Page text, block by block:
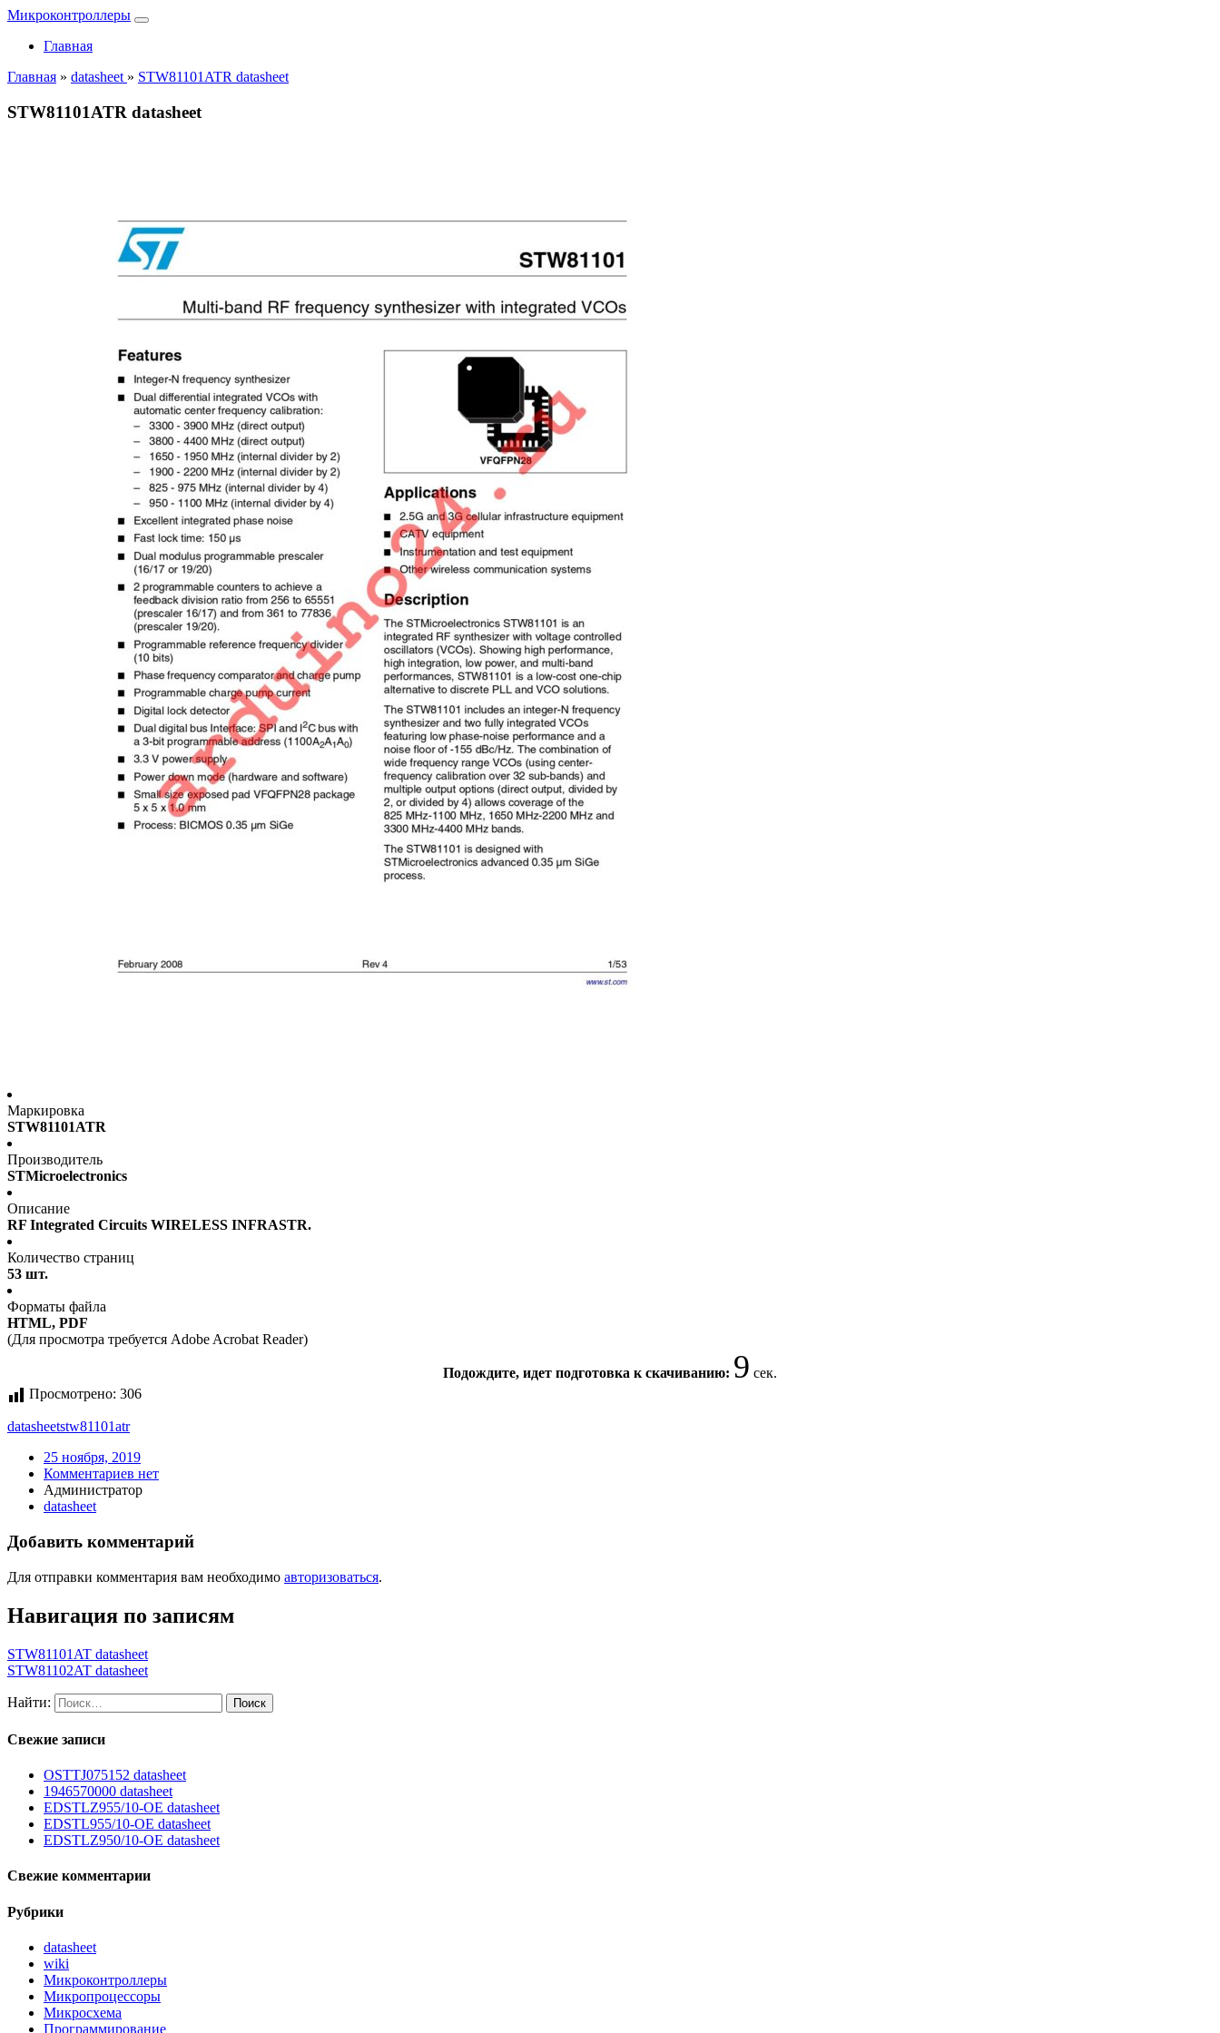
Микроконтроллеры
Главная
Главная » datasheet » STW81101ATR datasheet
STW81101ATR datasheet
Маркировка
STW81101ATR
Производитель
STMicroelectronics
Описание
RF Integrated Circuits WIRELESS INFRASTR.
Количество страниц
53 шт.
Форматы файла
HTML, PDF
(Для просмотра требуется Adobe Acrobat Reader)
Подождите, идет подготовка к скачиванию: 8 сек.
Просмотрено: 306
datasheetstw81101atr
25 ноября, 2019
Комментариев нет
Администратор
datasheet
Добавить комментарий
Для отправки комментария вам необходимо авторизоваться.
Навигация по записям
STW81101AT datasheet
STW81102AT datasheet
Найти:
Свежие записи
OSTTJ075152 datasheet
1946570000 datasheet
EDSTLZ955/10-OE datasheet
EDSTL955/10-OE datasheet
EDSTLZ950/10-OE datasheet
Свежие комментарии
Рубрики
datasheet
wiki
Микроконтроллеры
Микропроцессоры
Микросхема
Программирование